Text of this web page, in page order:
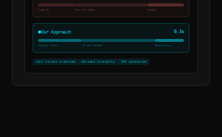
Load JS Wait for data Render
Our Approach 0.3s
Instant shell Stream content Interactive
Zero client overhead Streams instantly SEO optimized